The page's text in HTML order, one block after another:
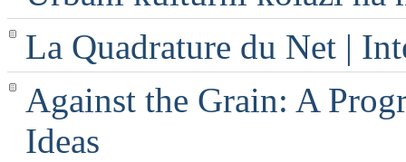
La Quadrature du Net |
Against the Grain: A
Ideas